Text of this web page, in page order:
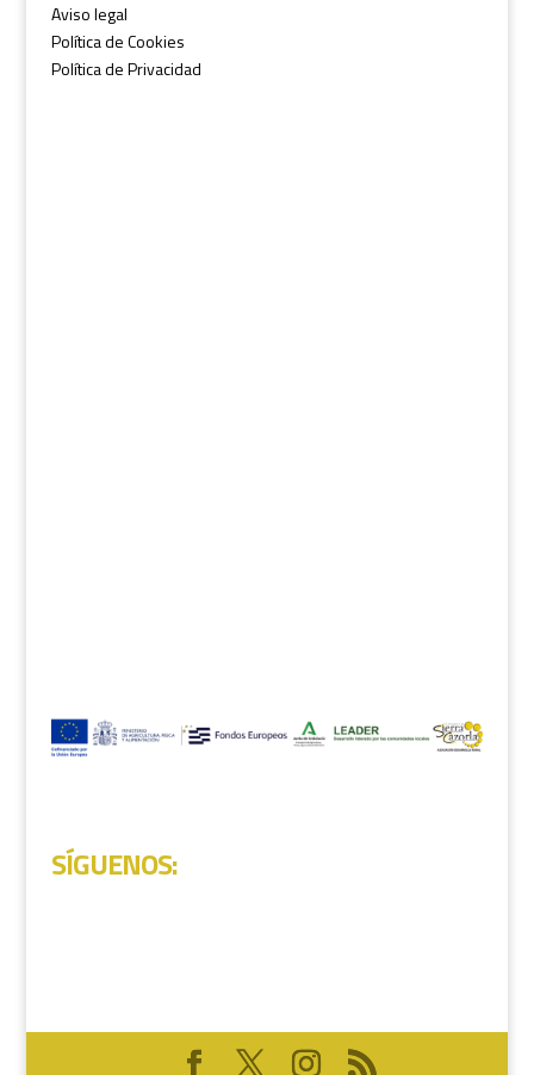
Aviso legal
Política de Cookies
Política de Privacidad
SÍGUENOS: